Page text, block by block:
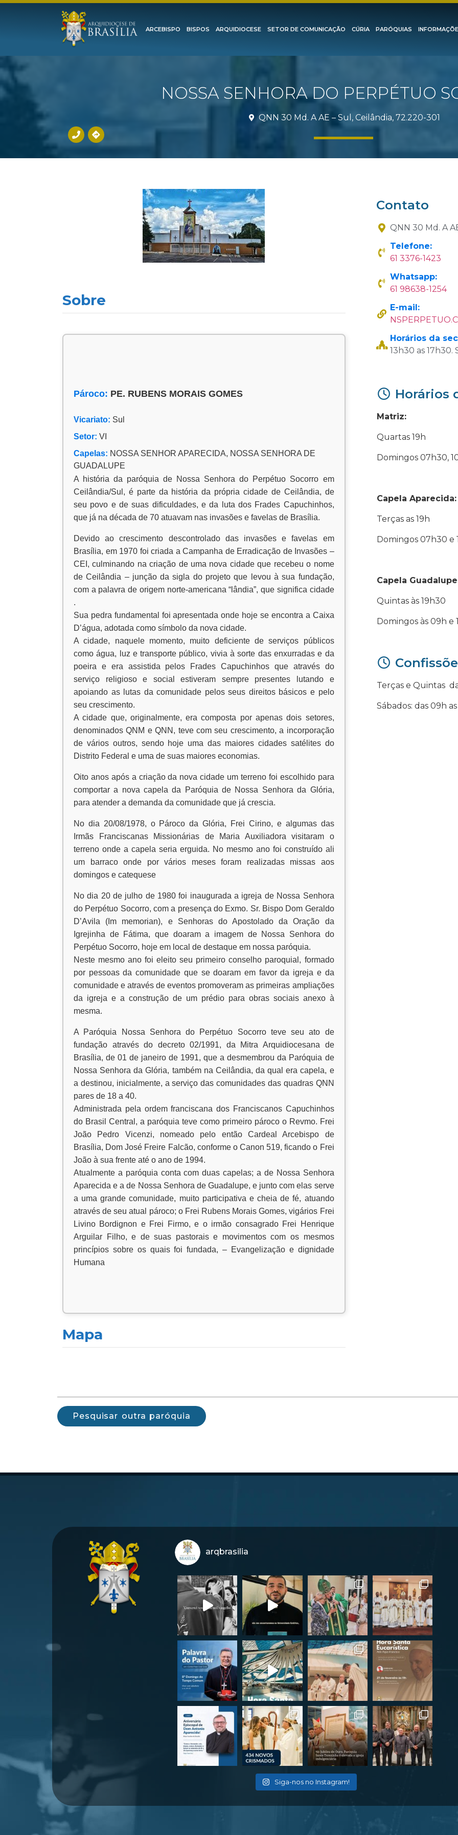
ARCEBISPO BISPOS ARQUIDIOCESE SETOR DE COMUNICAÇÃO CÚRIA PARÓQUIAS
NOSSA SENHORA DO PERPÉTUO
QNN 30 Md. A AE – Sul, Ceilândia, 72.220-301
Sobre
Pároco: PE. RUBENS MORAIS GOMES
Vicariato: Sul
Setor: VI
Capelas: NOSSA SENHOR APARECIDA, NOSSA SENHORA DE
GUADALUPE
A história da paróquia de Nossa Senhora do Perpétuo Socorro em
Ceilândia/Sul, é parte da história da própria cidade de Ceilândia, de
seu povo e de suas dificuldades, e da luta dos Frades Capuchinhos,
que já na década de 70 atuavam nas invasões e favelas de Brasília.
Devido ao crescimento descontrolado das invasões e favelas em
Brasília, em 1970 foi criada a Campanha de Erradicação de Invasões –
CEI, culminando na criação de uma nova cidade que recebeu o nome
de Ceilândia – junção da sigla do projeto que levou à sua fundação,
com a palavra de origem norte-americana “lândia”, que significa cidade
.
Sua pedra fundamental foi apresentada onde hoje se encontra a Caixa
D’água, adotada como símbolo da nova cidade.
A cidade, naquele momento, muito deficiente de serviços públicos
como água, luz e transporte público, vivia à sorte das enxurradas e da
poeira e era assistida pelos Frades Capuchinhos que através do
serviço religioso e social estiveram sempre presentes lutando e
apoiando as lutas da comunidade pelos seus direitos básicos e pelo
seu crescimento.
A cidade que, originalmente, era composta por apenas dois setores,
denominados QNM e QNN, teve com seu crescimento, a incorporação
de vários outros, sendo hoje uma das maiores cidades satélites do
Distrito Federal e uma de suas maiores economias.
Oito anos após a criação da nova cidade um terreno foi escolhido para
comportar a nova capela da Paróquia de Nossa Senhora da Glória,
para atender a demanda da comunidade que já crescia.
No dia 20/08/1978, o Pároco da Glória, Frei Cirino, e algumas das
Irmãs Franciscanas Missionárias de Maria Auxiliadora visitaram o
terreno onde a capela seria erguida. No mesmo ano foi construído ali
um barraco onde por vários meses foram realizadas missas aos
domingos e catequese
No dia 20 de julho de 1980 foi inaugurada a igreja de Nossa Senhora
do Perpétuo Socorro, com a presença do Exmo. Sr. Bispo Dom Geraldo
D’Avila (Im memorian), e Senhoras do Apostolado da Oração da
Igrejinha de Fátima, que doaram a imagem de Nossa Senhora do
Perpétuo Socorro, hoje em local de destaque em nossa paróquia.
Neste mesmo ano foi eleito seu primeiro conselho paroquial, formado
por pessoas da comunidade que se doaram em favor da igreja e da
comunidade e através de eventos promoveram as primeiras ampliações
da igreja e a construção de um prédio para obras sociais anexo à
mesma.
A Paróquia Nossa Senhora do Perpétuo Socorro teve seu ato de
fundação através do decreto 02/1991, da Mitra Arquidiocesana de
Brasília, de 01 de janeiro de 1991, que a desmembrou da Paróquia de
Nossa Senhora da Glória, também na Ceilândia, da qual era capela, e
a destinou, inicialmente, a serviço das comunidades das quadras QNN
pares de 18 a 40.
Administrada pela ordem franciscana dos Franciscanos Capuchinhos
do Brasil Central, a paróquia teve como primeiro pároco o Revmo. Frei
João Pedro Vicenzi, nomeado pelo então Cardeal Arcebispo de
Brasília, Dom José Freire Falcão, conforme o Canon 519, ficando o Frei
João à sua frente até o ano de 1994.
Atualmente a paróquia conta com duas capelas; a de Nossa Senhora
Aparecida e a de Nossa Senhora de Guadalupe, e junto com elas serve
a uma grande comunidade, muito participativa e cheia de fé, atuando
através de seu atual pároco; o Frei Rubens Morais Gomes, vigários Frei
Livino Bordignon e Frei Firmo, e o irmão consagrado Frei Henrique
Arguilar Filho, e de suas pastorais e movimentos com os mesmos
princípios sobre os quais foi fundada, – Evangelização e dignidade
Humana
Mapa
Contato
QNN 30 Md. A
Telefone:
61 3376-1423
Whatsapp:
61 98638-1254
E-mail:
Horários da
13h30 as 17h30.
Horários
Matriz:
Quartas 19h
Domingos 07h30,
Capela Aparecida:
Terças as 19h
Domingos 07h30 e
Capela
Quintas às 19h30
Domingos às 09h e
Terças e Quintas
Sábados: das 09h as
Pesquisar outra paróquia
arqbrasilia
Siga-nos no Instagram!